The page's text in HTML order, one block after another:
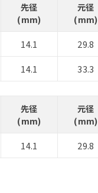
先径
(mm)
元径
(mm)
14.1 29.8
14.1 33.3
先径
(mm)
元径
(mm)
14.1 29.8